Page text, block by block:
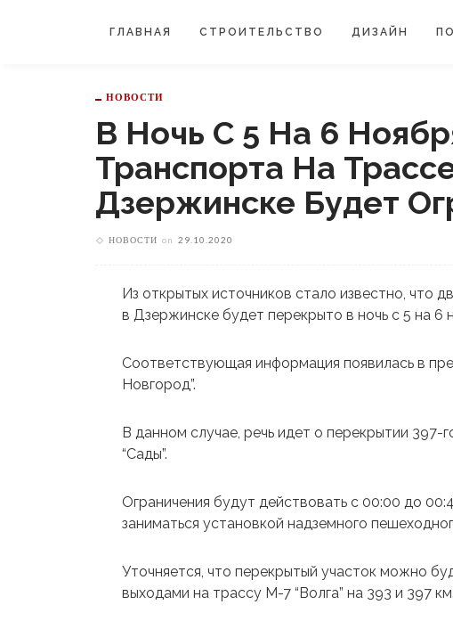
ГЛАВНАЯ СТРОИТЕЛЬСТВО ДИЗАЙН
НОВОСТИ
В Ночь С 5 На 6
Транспорта На
Дзержинске Будет
НОВОСТИ on 29.10.2020
Из открытых источников стало известно, что
в Дзержинске будет перекрыто в ночь с 5 на 6
Соответствующая информация появилась в
Новгород”.
В данном случае, речь идет о перекрытии 397-
“Сады”.
Ограничения будут действовать с 00:00 до
заниматься установкой надземного
Уточняется, что перекрытый участок можно
выходами на трассу М-7 “Волга” на 393 и 397 км.